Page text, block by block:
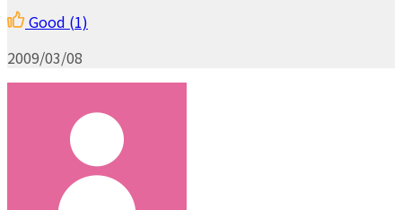
Good (1)
2009/03/08